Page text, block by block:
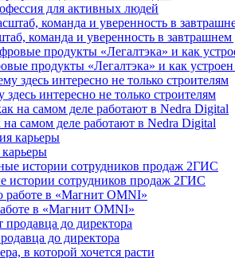
для активных людей
команда и уверенность в завтрашнем
продукты «Легалтэка» и как устроен
интересно не только строителям
самом деле работают в Nedra Digital
истории сотрудников продаж 2ГИС
в «Магнит OMNI»
до директора